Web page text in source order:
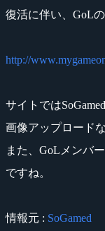
復活に伴い、GoL
http://
サイトでは
画像アップロード
また、GoLメンバ
ですね。
情報元 : SoGamed